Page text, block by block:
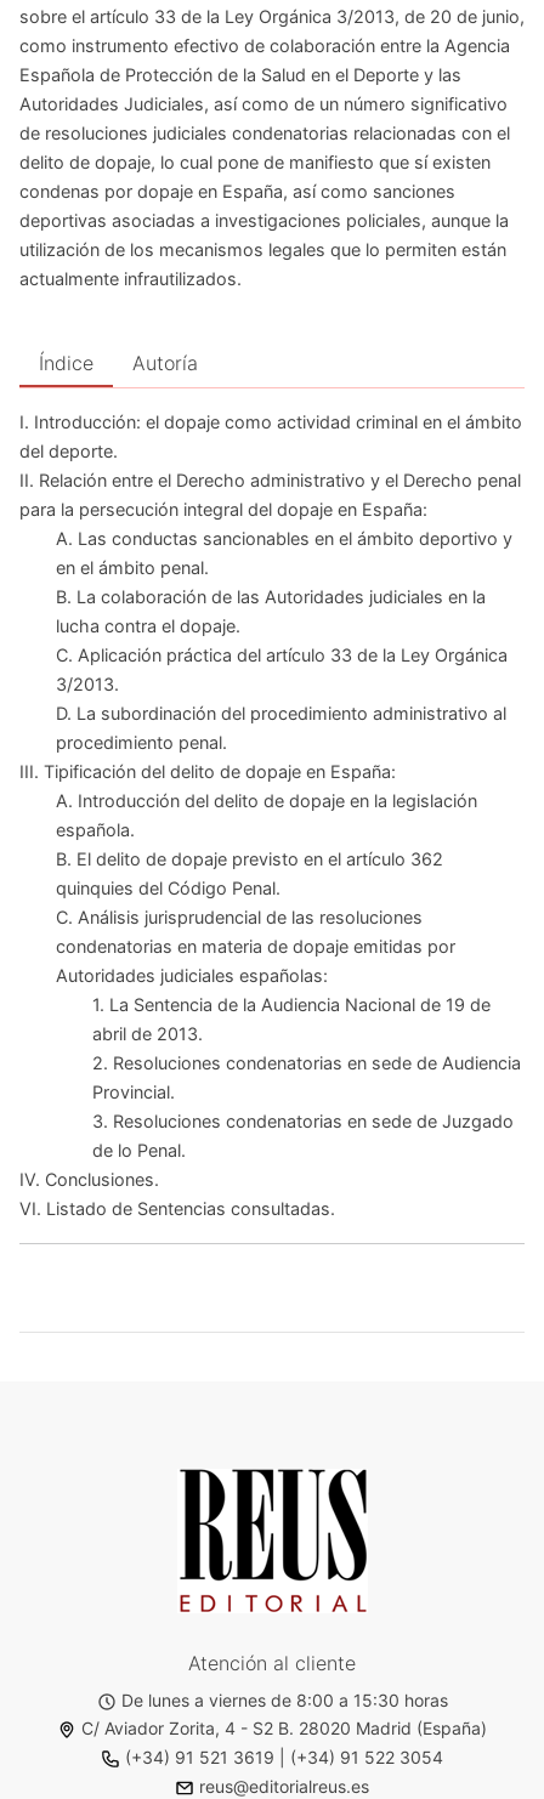
sobre el artículo 33 de la Ley Orgánica 3/2013, de 20 de junio,
como instrumento efectivo de colaboración entre la Agencia
Española de Protección de la Salud en el Deporte y las
Autoridades Judiciales, así como de un número significativo
de resoluciones judiciales condenatorias relacionadas con el
delito de dopaje, lo cual pone de manifiesto que sí existen
condenas por dopaje en España, así como sanciones
deportivas asociadas a investigaciones policiales, aunque la
utilización de los mecanismos legales que lo permiten están
actualmente infrautilizados.
Índice Autoría
I. Introducción: el dopaje como actividad criminal en el ámbito
del deporte.
II. Relación entre el Derecho administrativo y el Derecho penal
para la persecución integral del dopaje en España:
A. Las conductas sancionables en el ámbito deportivo y
en el ámbito penal.
B. La colaboración de las Autoridades judiciales en la
lucha contra el dopaje.
C. Aplicación práctica del artículo 33 de la Ley Orgánica
3/2013.
D. La subordinación del procedimiento administrativo al
procedimiento penal.
III. Tipificación del delito de dopaje en España:
A. Introducción del delito de dopaje en la legislación
española.
B. El delito de dopaje previsto en el artículo 362
quinquies del Código Penal.
C. Análisis jurisprudencial de las resoluciones
condenatorias en materia de dopaje emitidas por
Autoridades judiciales españolas:
1. La Sentencia de la Audiencia Nacional de 19 de
abril de 2013.
2. Resoluciones condenatorias en sede de Audiencia
Provincial.
3. Resoluciones condenatorias en sede de Juzgado
de lo Penal.
IV. Conclusiones.
VI. Listado de Sentencias consultadas.
Atención al cliente
De lunes a viernes de 8:00 a 15:30 horas
C/ Aviador Zorita, 4 - S2 B. 28020 Madrid (España)
(+34) 91 521 3619
(+34) 91 522 3054
reus@editorialreus.es